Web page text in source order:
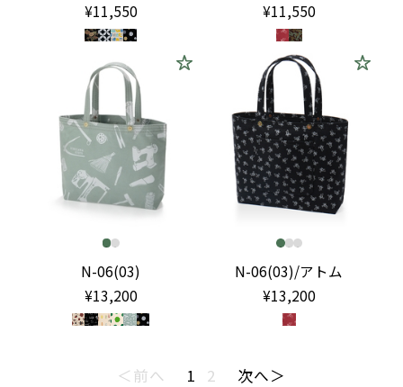
¥11,550
¥11,550
N-06(03)
¥13,200
N-06(03)/アトム
¥13,200
＜前へ 1 2 次へ＞